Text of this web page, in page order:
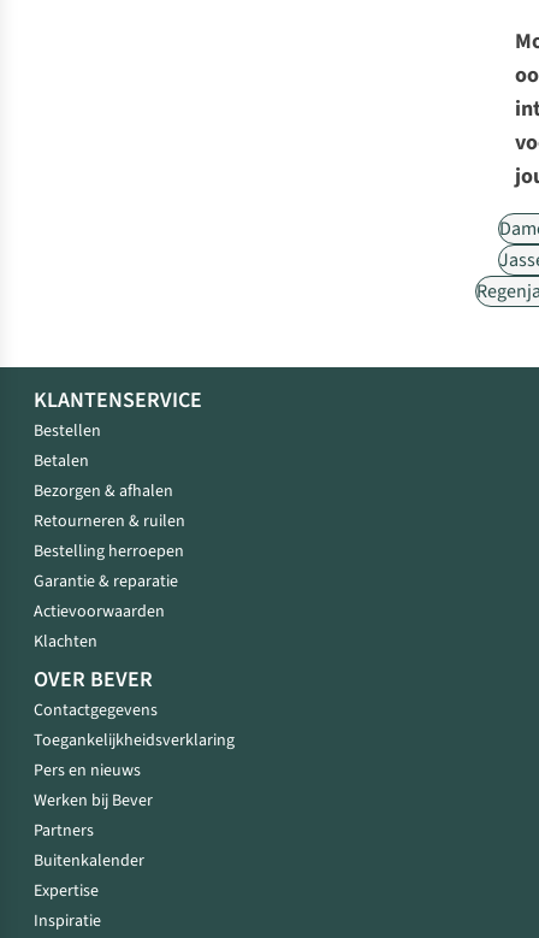
KLANTENSERVICE
Bestellen
Betalen
Bezorgen & afhalen
Retourneren & ruilen
Bestelling herroepen
Garantie & reparatie
Actievoorwaarden
Klachten
OVER BEVER
Contactgegevens
Toegankelijkheidsverklaring
Pers en nieuws
Werken bij Bever
Partners
Buitenkalender
Expertise
Inspiratie